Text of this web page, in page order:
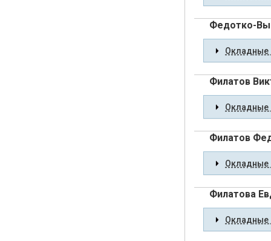
Федотко-
Окладные
Филатов
Окладные
Филатов
Окладные
Филатова
Окладные